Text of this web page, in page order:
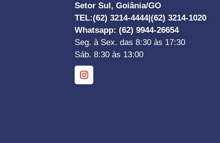
Setor Sul, Goiânia/GO
TEL:(62) 3214-4444|(62) 3214-1020
Whatsapp: (62) 9944-26654
Seg. à Sex. das 8:30 às 17:30
Sáb. 8:30 às 13:00